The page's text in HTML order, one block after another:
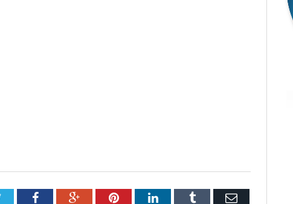
TwitterFacebookGoogle+PinterestLinkedInTumblr Email